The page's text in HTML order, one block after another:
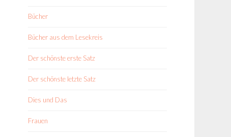
Bücher
Bücher aus dem Lesekreis
Der schönste erste Satz
Der schönste letzte Satz
Dies und Das
Frauen